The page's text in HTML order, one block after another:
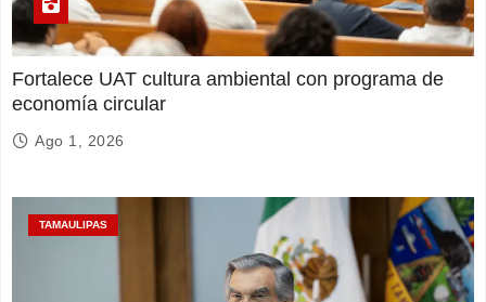
Fortalece UAT cultura ambiental con programa de
economía circular
Ago 1, 2026
TAMAULIPAS